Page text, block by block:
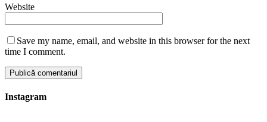
Website
Save my name, email, and website in this browser for the next
time I comment.
Instagram